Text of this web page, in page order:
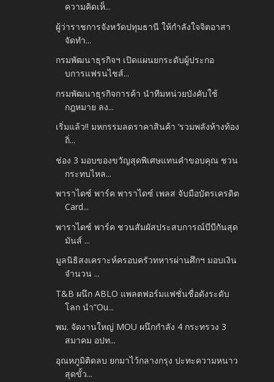
ความคิดเห็...
ผู้ว่าราชการจังหวัดปทุมธานี ให้กำลังใจจิตอาสา
จัดทำ...
กรมพัฒนาธุรกิจฯ เปิดแผนยกระดับผู้ประกอ
บการแฟรนไชส์...
กรมพัฒนาธุรกิจการค้า นำทีมหน่วยบังคับใช้
กฎหมาย ลง...
เริ่มแล้ว!! มหกรรมลดราคาสินค้า ‘รวมพลังห้างท้อง
ถิ่...
ช่อง 3 มอบของขวัญสุดพิเศษแทนคำขอบคุณ ชวน
กระทบไหล...
พาราไดซ์ พาร์ค พาราไดซ์ เพลส จับมือบัตรเครดิต
Card...
พาราไดซ์ พาร์ค ชวนสัมผัสประสบการณ์บีบีกันสุด
มันส์ ...
มูลนิธิสงเคราะห์ครอบครัวทหารผ่านศึกฯ มอบเงิน
จำนวน ...
T&B ผนึก ABLO แพลตฟอร์มแฟชั่นชื่อดังระดับ
โลก นำ“Ou...
พม. จัดงานใหญ่ MOU ผนึกกำลัง 4 กระทรวง 3
สมาคม อปท...
อุณหภูมิติดลบ ยกมาไว้กลางกรุง ปะทะความหนาว
สุดขั้ว...